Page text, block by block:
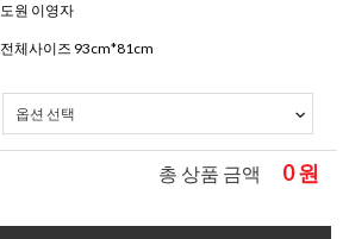
도원 이영자
전체사이즈 93cm*81cm
총 상품 금액 0원